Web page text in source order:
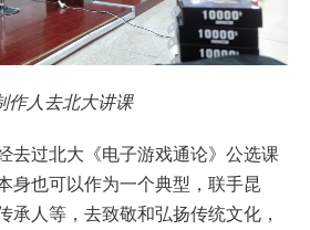
作人去北大讲课
去过北大《电子游戏通论》公选课
身也可以作为一个典型，联手昆
承人等，去致敬和弘扬传统文化，